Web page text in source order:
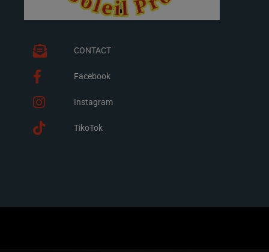
CONTACT
Facebook
Instagram
TikoTok